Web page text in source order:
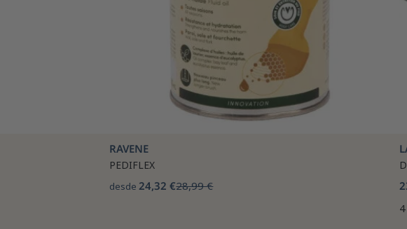
RAVENE
PEDIFLEX
desde 24,32 €28,99 €